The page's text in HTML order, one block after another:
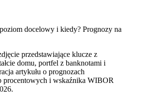
docelowy i kiedy? Prognozy na